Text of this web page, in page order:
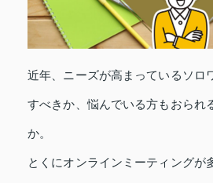
近年、ニーズが高まっているソロ
すべきか、悩んでいる方もおられ
か。
とくにオンラインミーティングが